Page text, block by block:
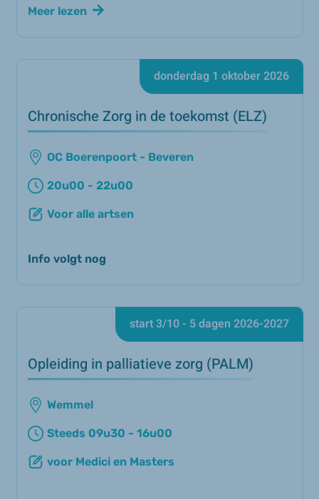
Meer lezen
Chronische Zorg in de toekomst (ELZ)
donderdag 1 oktober 2026
Info volgt nog
OC Boerenpoort - Beveren
20u00 - 22u00
Voor alle artsen
Opleiding in palliatieve zorg (PALM)
start 3/10 - 5 dagen 2026-2027
Wemmel
Steeds 09u30 - 16u00
voor Medici en Masters